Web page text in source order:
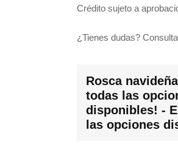
Crédito sujeto a
¿Tienes dudas?
Rosca
todas las
disponibles! -
las opciones